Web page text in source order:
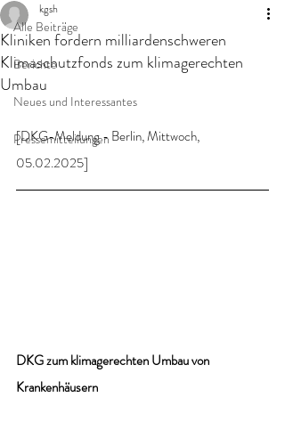
Alle Beiträge
Berichte
Neues und Interessantes
Pressemitteilungen
Kliniken fordern milliardenschweren
Klimaschutzfonds zum klimagerechten
Umbau
kgsh
[DKG-Meldung - Berlin, Mittwoch,
05.02.2025]
DKG zum klimagerechten Umbau von
Krankenhäusern